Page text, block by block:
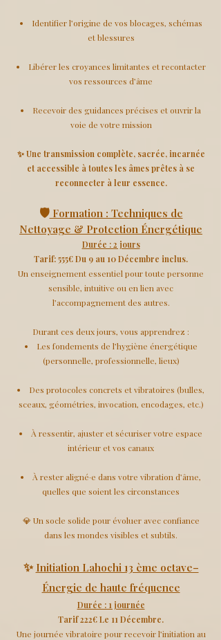
Identifier l’origine de vos blocages, schémas
et blessures
Libérer les croyances limitantes et recontacter
vos ressources d’âme
Recevoir des guidances précises et ouvrir la
voie de votre mission
✨ Une transmission complète, sacrée, incarnée
et accessible à toutes les âmes prêtes à se
reconnecter à leur essence.
🛡️Formation : Techniques de
Nettoyage & Protection Énergétique
Durée : 2 jours
Tarif: 555€ Du 9 au 10 Décembre inclus.
Un enseignement essentiel pour toute personne
sensible, intuitive ou en lien avec
l’accompagnement des autres.
Durant ces deux jours, vous apprendrez :
Les fondements de l’hygiène énergétique
(personnelle, professionnelle, lieux)
Des protocoles concrets et vibratoires (bulles,
sceaux, géométries, invocation, encodages, etc.)
À ressentir, ajuster et sécuriser votre espace
intérieur et vos canaux
À rester aligné·e dans votre vibration d’âme,
quelles que soient les circonstances
💎 Un socle solide pour évoluer avec confiance
dans les mondes visibles et subtils.
✨ Initiation Lahochi 13 ème octave–
Énergie de haute fréquence
Durée : 1 journée
Tarif 222€ Le 11 Décembre.
Une journée vibratoire pour recevoir l’initiation au